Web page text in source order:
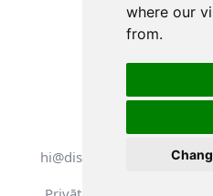
where our
from.
Atpakaļ uz
Visas tiesības
hi@distantrace.com